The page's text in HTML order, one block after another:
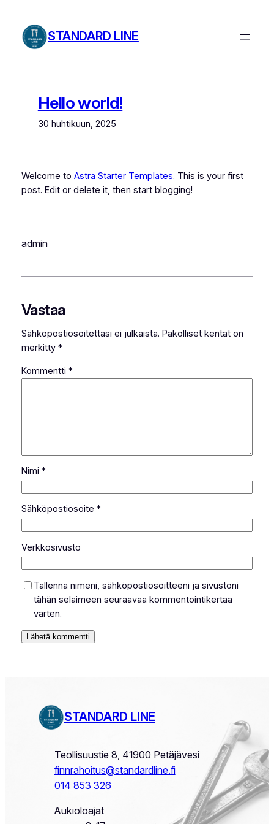
sisältöön
STANDARD LINE
Hello world!
30 huhtikuun, 2025
Welcome to Astra Starter Templates. This is your first
post. Edit or delete it, then start blogging!
admin
Vastaa
Sähköpostiosoitettasi ei julkaista. Pakolliset kentät on
merkitty *
Kommentti *
Nimi *
Sähköpostiosoite *
Verkkosivusto
Tallenna nimeni, sähköpostiosoitteeni ja sivustoni
tähän selaimeen seuraavaa kommentointikertaa
varten.
STANDARD LINE
Teollisuustie 8, 41900 Petäjävesi
finnrahoitus@standardline.fi
014 853 326
Aukioloajat